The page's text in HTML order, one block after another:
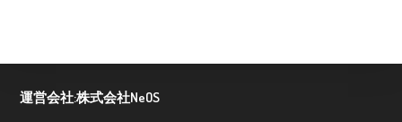
運営会社:株式会社NeOS